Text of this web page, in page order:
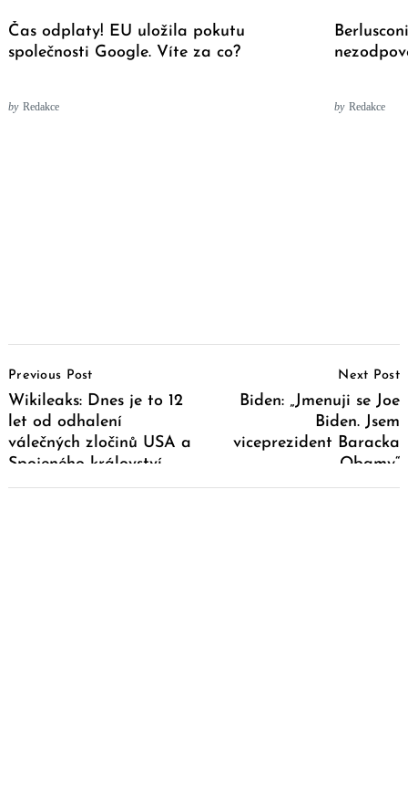
Čas odplaty! EU uložila pokutu
společnosti Google. Víte za co?
by Redakce by Redakce
Navigation
Previous Post
Wikileaks: Dnes je to 12
let od odhalení
válečných zločinů USA a
Spojeného království
Next Post
Biden: „Jmenuji se Joe
Biden. Jsem
viceprezident Baracka
Obamy“